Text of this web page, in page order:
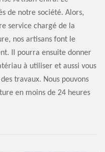
de notre société. Alors,
service chargé de la
nos artisans font le
Il pourra ensuite donner
à utiliser et aussi vous
travaux. Nous pouvons
en moins de 24 heures